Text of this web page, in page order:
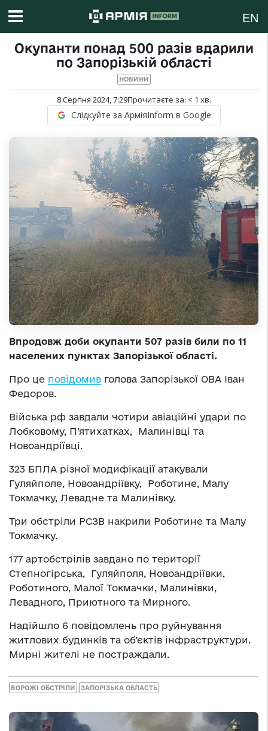
EN
Окупанти понад 500 разів вдарили
по Запорізькій області
НОВИНИ
8 Серпня 2024, 7:29Прочитаєте за: < 1 хв.
Слідкуйте за АрміяInform в Google
Впродовж доби окупанти 507 разів били по 11
населених пунктах Запорізької області.
Про це повідомив голова Запорізької ОВА Іван
Федоров.
Війська рф завдали чотири авіаційні удари по
Лобковому, П’ятихатках, Малинівці та
Новоандріївці.
323 БПЛА різної модифікації атакували
Гуляйполе, Новоандріївку, Роботине, Малу
Токмачку, Левадне та Малинівку.
Три обстріли РСЗВ накрили Роботине та Малу
Токмачку.
177 артобстрілів завдано по території
Степногірська, Гуляйполя, Новоандріївки,
Роботиного, Малої Токмачки, Малинівки,
Левадного, Приютного та Мирного.
Надійшло 6 повідомлень про руйнування
житлових будинків та об’єктів інфраструктури.
Мирні жителі не постраждали.
ВОРОЖІ ОБСТРІЛИ ЗАПОРІЗЬКА ОБЛАСТЬ